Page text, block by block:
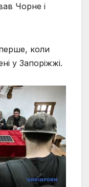
Чорне і
коли
у Запоріжжі.